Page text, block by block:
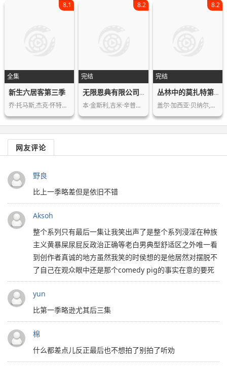
全集
8.1
新生六居客第三季
乔·托马斯,杰克·怀特霍尔,金伯莉·尼…
完结
8.2
无限恩典有限公司第一季
本·金斯利,吉米·辛普森,杰基·韦佛,…
完结
8.2
丛林中的莫扎特第一季
盖尔·加西亚·贝纳尔,马尔科姆·麦克…
网友评论
野良
比上一季略差但是依旧不错
Aksoh
整个系列只有最后一集让我笑出声了是整个系列浸淫在种族
主义黄暴屎尿屁反政治正确等老白男典型舒适区之外唯一看
到创作者真诚的地方虽然我笑的时侯想的是他居然对摆脱不
了自己在观众眼中还是那个comedy pig的事实在意的要死
yun
比第一季略逊尤其后三集
棉
什么都差点儿反正最后也不想拍了别拍了听劝